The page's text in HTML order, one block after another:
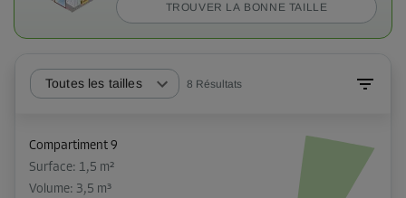
TROUVER LA BONNE TAILLE
Toutes les tailles 8 Résultats
Compartiment 9
Surface: 1,5 m²
Volume: 3,5 m³